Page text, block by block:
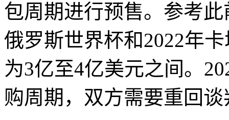
包周期进行预售。参考
俄罗斯世界杯和2022年
为3亿至4亿美元之间。
购周期，双方需要重回